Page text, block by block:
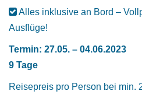
Alles inklusive an Bord –
Ausflüge!
Termin: 27.05. – 04.06.2023
9 Tage
Reisepreis pro Person bei min.